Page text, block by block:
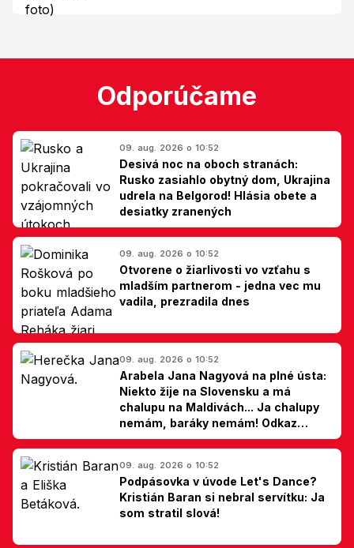
Odporúčame
09. aug. 2026 o 10:52
Desivá noc na oboch stranách:
Rusko zasiahlo obytný dom, Ukrajina
udrela na Belgorod! Hlásia obete a
desiatky zranených
09. aug. 2026 o 10:52
Otvorene o žiarlivosti vo vzťahu s
mladším partnerom - jedna vec mu
vadila, prezradila dnes
09. aug. 2026 o 10:52
Arabela Jana Nagyová na plné ústa:
Niekto žije na Slovensku a má
chalupu na Maldivách... Ja chalupy
nemám, baráky nemám! Odkaz
Slovákom
09. aug. 2026 o 10:52
Podpásovka v úvode Let's Dance?
Kristián Baran si nebral servítku: Ja
som stratil slová!